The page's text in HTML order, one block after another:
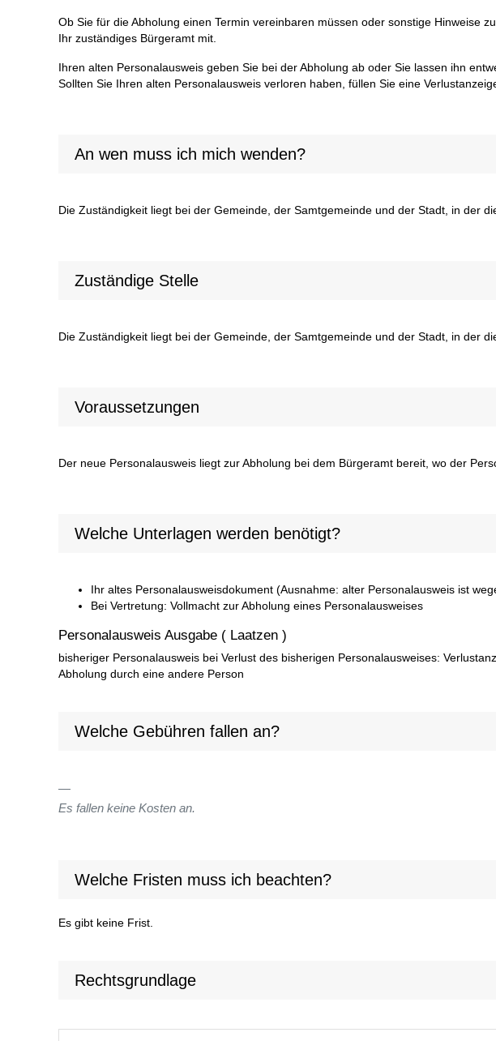
Ob Sie für die Abholung einen Termin vereinbaren müssen oder sonstige Hinweise
Ihr zuständiges Bürgeramt mit.
Ihren alten Personalausweis geben Sie bei der Abholung ab oder Sie lassen ihn
Sollten Sie Ihren alten Personalausweis verloren haben, füllen Sie eine
An wen muss ich mich wenden?
Die Zuständigkeit liegt bei der Gemeinde, der Samtgemeinde und der Stadt, in der
Zuständige Stelle
Die Zuständigkeit liegt bei der Gemeinde, der Samtgemeinde und der Stadt, in der
Voraussetzungen
Der neue Personalausweis liegt zur Abholung bei dem Bürgeramt bereit, wo der
Welche Unterlagen werden benötigt?
Ihr altes Personalausweisdokument (Ausnahme: alter Personalausweis ist
Bei Vertretung: Vollmacht zur Abholung eines Personalausweises
Personalausweis Ausgabe ( Laatzen )
bisheriger Personalausweis bei Verlust des bisherigen Personalausweises:
Abholung durch eine andere Person
Welche Gebühren fallen an?
Es fallen keine Kosten an.
Welche Fristen muss ich beachten?
Es gibt keine Frist.
Rechtsgrundlage